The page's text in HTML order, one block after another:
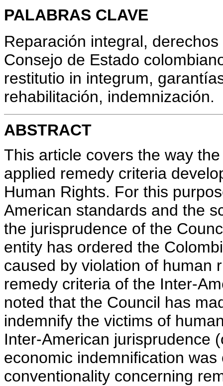
PALABRAS CLAVE
Reparación integral,
Consejo de Estado
restitutio in integrum,
rehabilitación, indemnización.
ABSTRACT
This article covers the way
applied remedy criteria
Human Rights. For this
American standards and the
the jurisprudence of the
entity has ordered the
caused by violation of human
remedy criteria of the Inter-
noted that the Council has
indemnify the victims of
Inter-American jurisprudence
economic indemnification
conventionality concerning